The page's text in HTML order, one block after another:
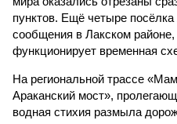
В Дахадаевском районе
из сёл прервано из-за
движение там планируют
районе без транспортного
оставаться ещё три